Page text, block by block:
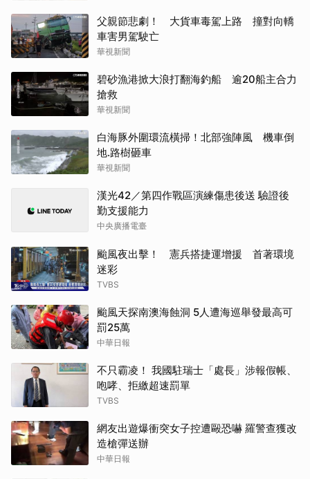
父親節悲劇！ 大貨車毒駕上路 撞對向轎
車害男駕駛亡
華視新聞
碧砂漁港掀大浪打翻海釣船 逾20船主合力
搶救
華視新聞
白海豚外圍環流橫掃！北部強陣風 機車倒
地.路樹砸車
華視新聞
漢光42／第四作戰區演練傷患後送 驗證後
勤支援能力
中央廣播電臺
颱風夜出擊！ 憲兵搭捷運增援 首著環境
迷彩
TVBS
颱風天探南澳海蝕洞 5人遭海巡舉發最高可
罰25萬
中華日報
不只霸凌！ 我國駐瑞士「處長」涉報假帳、
咆哮、拒繳超速罰單
TVBS
網友出遊爆衝突女子控遭毆恐嚇 羅警查獲改
造槍彈送辦
中華日報